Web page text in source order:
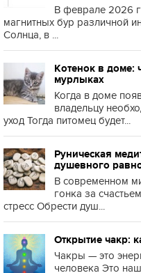
В феврале 2026
магнитных бур различной
Солнца, в ...
Котенок в доме:
мурлыках
Когда в доме
владельцу
уход Тогда питомец будет...
Руническая
душевного
В современном
гонка за
стресс Обрести душ...
Открытие чакр:
Чакры — это
человека Это